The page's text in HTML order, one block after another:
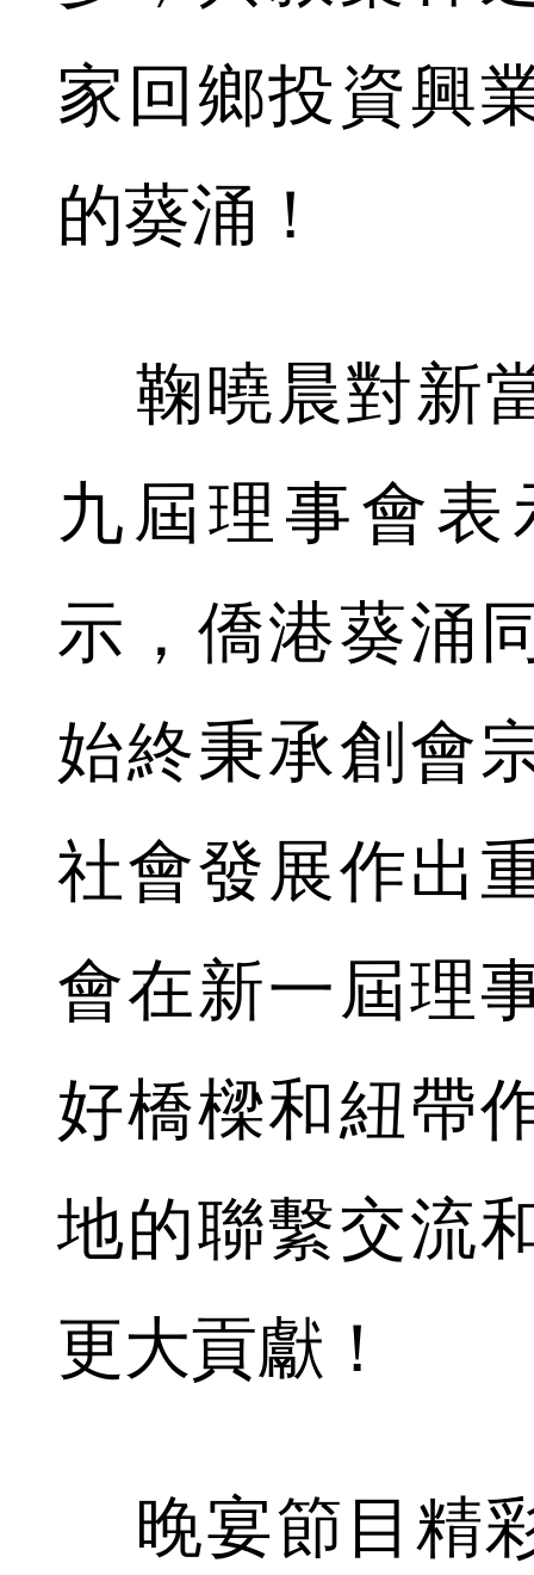
家回鄉投資興
的葵涌！
鞠曉晨對新
九屆理事會
示，僑港葵涌
始終秉承創會
社會發展作出
會在新一屆理
好橋樑和紐帶
地的聯繫交流
更大貢獻！
晚宴節目精